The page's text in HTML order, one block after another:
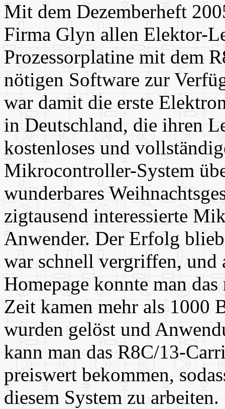
Mit dem Dezemberheft
Firma Glyn allen Elektor-
Prozessorplatine mit dem
nötigen Software zur
war damit die erste
in Deutschland, die ihren
kostenloses und
Mikrocontroller-System
wunderbares
zigtausend interessierte
Anwender. Der Erfolg
war schnell vergriffen,
Homepage konnte man
Zeit kamen mehr als 1000
wurden gelöst und
kann man das R8C/13-
preiswert bekommen,
diesem System zu arbeiten.